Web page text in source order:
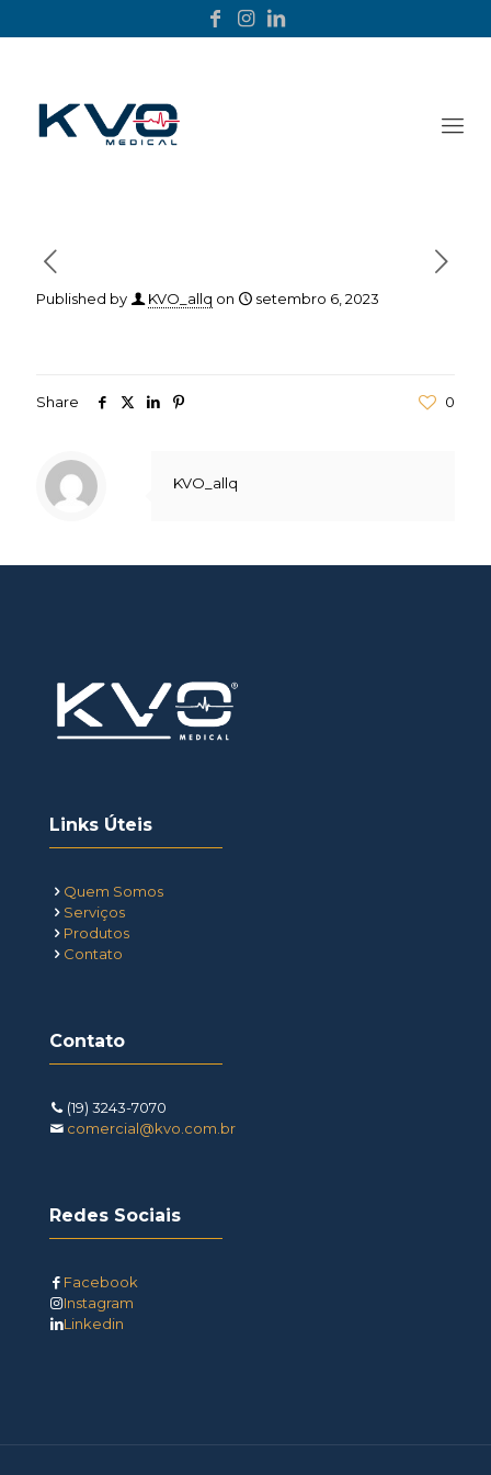
Published by KVO_allq on setembro 6, 2023
Share 0
KVO_allq
Links Úteis
Quem Somos
Serviços
Produtos
Contato
Contato
(19) 3243-7070
comercial@kvo.com.br
Redes Sociais
Facebook
Instagram
Linkedin